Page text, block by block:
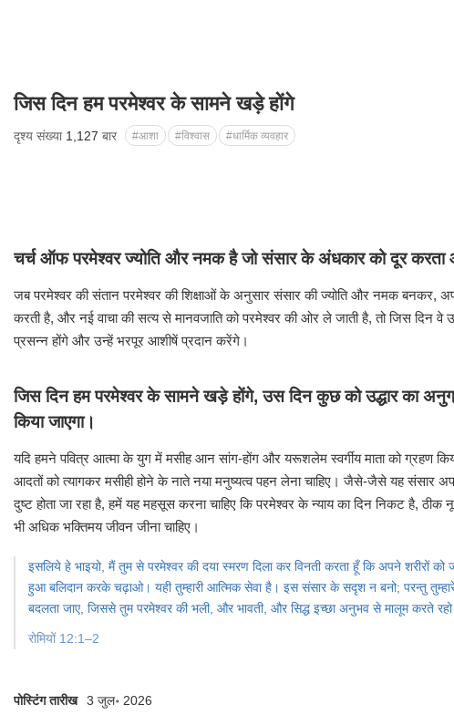
जिस दिन हम परमेश्वर के सामने खड़े होंगे
दृश्य संख्या 1,127 बार #आशा #विश्वास #धार्मिक व्यवहार
चर्च ऑफ परमेश्वर ज्योति और नमक है जो संसार के अंधकार को दूर करता
जब परमेश्वर की संतान परमेश्वर की शिक्षाओं के अनुसार संसार की ज्योति और नमक बनकर,
करती है, और नई वाचा की सत्य से मानवजाति को परमेश्वर की ओर ले जाती है, तो जिस दिन
प्रसन्न होंगे और उन्हें भरपूर आशीषें प्रदान करेंगे।
जिस दिन हम परमेश्वर के सामने खड़े होंगे, उस दिन कुछ को उद्धार का
किया जाएगा।
यदि हमने पवित्र आत्मा के युग में मसीह आन सांग-होंग और यरूशलेम स्वर्गीय माता को ग्रहण
आदतों को त्यागकर मसीही होने के नाते नया मनुष्यत्व पहन लेना चाहिए। जैसे-जैसे यह संसार
दुष्ट होता जा रहा है, हमें यह महसूस करना चाहिए कि परमेश्वर के न्याय का दिन निकट है,
भी अधिक भक्तिमय जीवन जीना चाहिए।
इसलिये हे भाइयो, मैं तुम से परमेश्‍वर की दया स्मरण दिला कर विनती करता हूँ कि अपने शरीरों को
हुआ बलिदान करके चढ़ाओ। यही तुम्हारी आत्मिक सेवा है। इस संसार के सदृश न बनो; परन्तु
बदलता जाए, जिससे तुम परमेश्‍वर की भली, और भावती, और सिद्ध इच्छा अनुभव से मालूम करते
रोमियों 12:1–2
पोस्टिंग तारीख 3 जुल॰ 2026